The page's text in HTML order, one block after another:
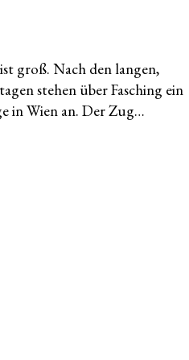
groß. Nach den langen,
stehen über Fasching ein
in Wien an. Der Zug…